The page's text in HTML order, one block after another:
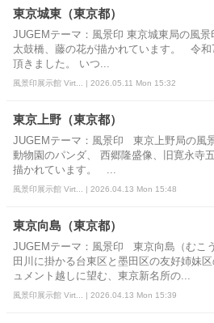
東京城東（東京都）
JUGEMテーマ：風景印 東京城東局の風景
太鼓橋、藤の花が描かれています。 令和
頂きました。 いつ...
風景印展示館 Virt... | 2026.05.11 Mon 15:32
東京上野（東京都）
JUGEMテーマ：風景印 東京上野局の風
動物園のパンダ、 西郷隆盛像、旧寛永寺
描かれています。 ...
風景印展示館 Virt... | 2026.04.13 Mon 15:48
東京向島（東京都）
JUGEMテーマ：風景印 東京向島（むこ
田川に掛かる台東区と墨田区の友好姉妹
ュメント越しに望む、東京新名所の...
風景印展示館 Virt... | 2026.04.13 Mon 15:39